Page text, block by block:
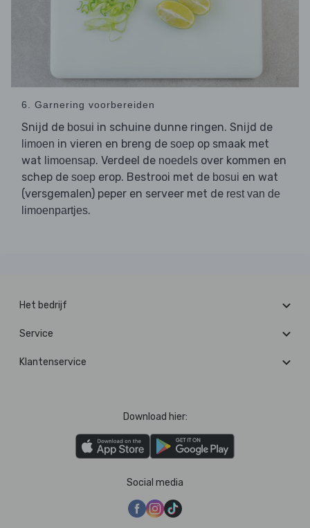
6. Garnering voorbereiden
Snijd de bosui in schuine dunne ringen. Snijd de
limoen in vieren en breng de soep op smaak met
wat limoensap. Verdeel de noedels over kommen en
schep de soep erop. Bestrooi met de bosui en wat
(versgemalen) peper en serveer met de rest van de
limoenpartjes.
Het bedrijf
Service
Klantenservice
Download hier:
Social media